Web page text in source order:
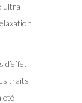
ultra
d’effet
traits
été